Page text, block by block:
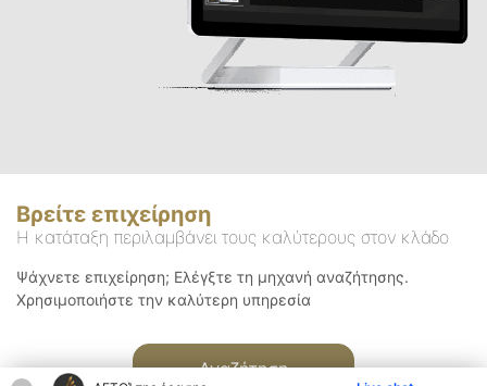
Βρείτε επιχείρηση
Η κατάταξη περιλαμβάνει τους καλύτερους στον κλάδο
Ψάχνετε επιχείρηση; Ελέγξτε τη μηχανή αναζήτησης.
Χρησιμοποιήστε την καλύτερη υπηρεσία
Αναζήτηση